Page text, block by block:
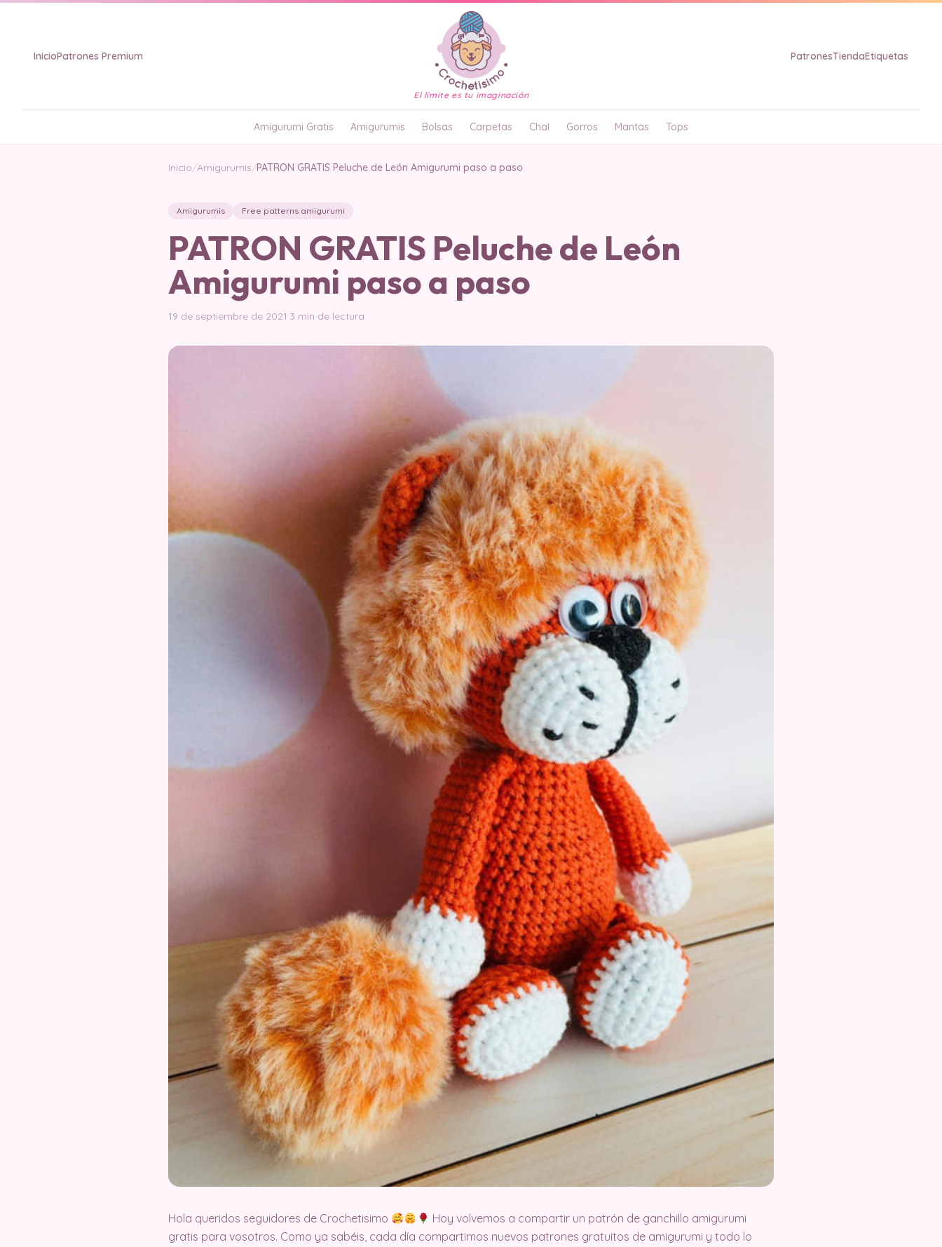
InicioPatrones Premium
El límite es tu imaginación
PatronesTiendaEtiquetas
Amigurumi Gratis Amigurumis Bolsas Carpetas Chal Gorros Mantas Tops
Inicio/Amigurumis/PATRON GRATIS Peluche de León Amigurumi paso a paso
Amigurumis Free patterns amigurumi
PATRON GRATIS Peluche de León
Amigurumi paso a paso
19 de septiembre de 2021·3 min de lectura
Hola queridos seguidores de Crochetisimo
Hoy volvemos a compartir un patrón de ganchillo amigurumi
gratis para vosotros. Como ya sabéis, cada día compartimos nuevos patrones gratuitos de amigurumi y todo lo